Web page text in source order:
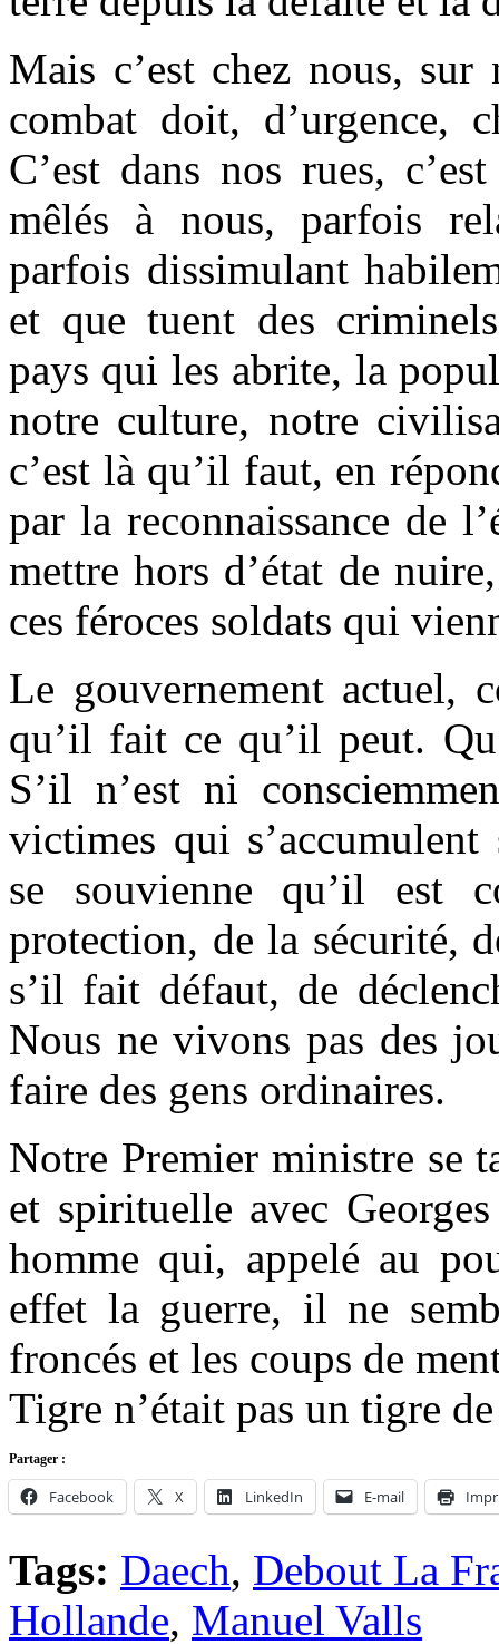
Mais c’est chez nous,
combat doit, d’urgence,
C’est dans nos rues,
mêlés à nous, parfois
parfois dissimulant
et que tuent des
pays qui les abrite, la
notre culture, notre
c’est là qu’il faut, en
par la reconnaissance de
mettre hors d’état de
ces féroces soldats qui
Le gouvernement actuel,
qu’il fait ce qu’il peut.
S’il n’est ni
victimes qui
se souvienne qu’il est
protection, de la sécurité,
s’il fait défaut, de
Nous ne vivons pas des
faire des gens ordinaires.
Notre Premier ministre se
et spirituelle avec
homme qui, appelé au
effet la guerre, il ne
froncés et les coups de
Tigre n’était pas un tigre
Partager :
Facebook X LinkedIn E-mail
Tags: Daech, Debout La
Hollande, Manuel Valls